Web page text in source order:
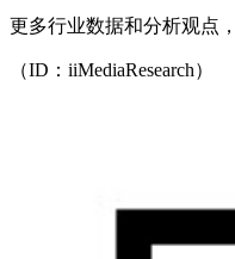
更多行业数据和分析观点
（ID：iiMediaResearch）